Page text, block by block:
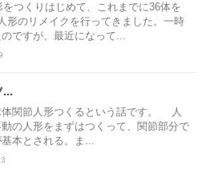
つくりはじめて、これまでに36体を
形のリメイクを行ってきました。一時
ですが、最近になって...
関節人形つくるという話です。 人
の人形をまずはつくって、関節部分で
本とされる。ま...